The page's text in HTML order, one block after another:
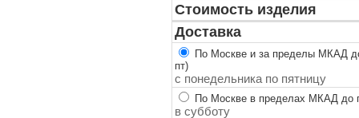
Стоимость изделия
Доставка
По Москве и за пределы МКАД
пт)
с понедельника по пятницу
По Москве в пределах МКАД до
в субботу